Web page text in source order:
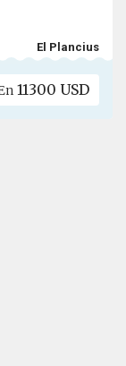
El Plancius
11300 USD